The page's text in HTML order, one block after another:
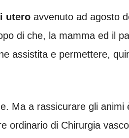
utero avvenuto ad agosto
di che, la mamma ed il
assistita e permettere,
Ma a rassicurare gli animi
ordinario di Chirurgia